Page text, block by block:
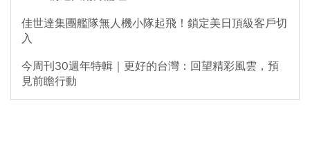
佳世達集團艦隊無人機小隊起飛！鎖定美日頂級客戶切
入
今周刊30週年特輯｜更好的台灣：回望精彩風雲，預
見前瞻行動